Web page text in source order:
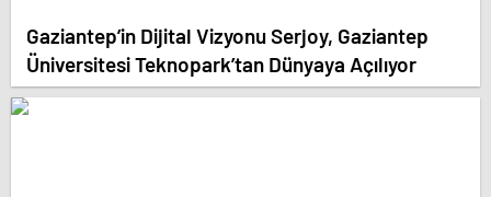
Gaziantep’in Dijital Vizyonu Serjoy, Gaziantep
Üniversitesi Teknopark’tan Dünyaya Açılıyor